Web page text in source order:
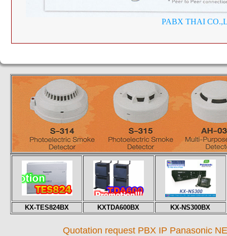
PABX THAI
KX-TES824BX KXTDA600BX KX-NS300BX
Quotation request PBX IP Panasonic